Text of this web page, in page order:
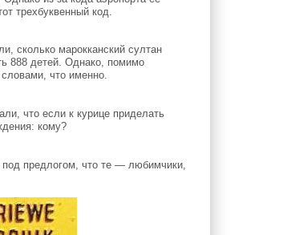
трехбуквенный код.
сколько марокканский султан
888 детей. Однако, помимо
что именно.
что если к курице приделать
кому?
предлогом, что те — любимчики,